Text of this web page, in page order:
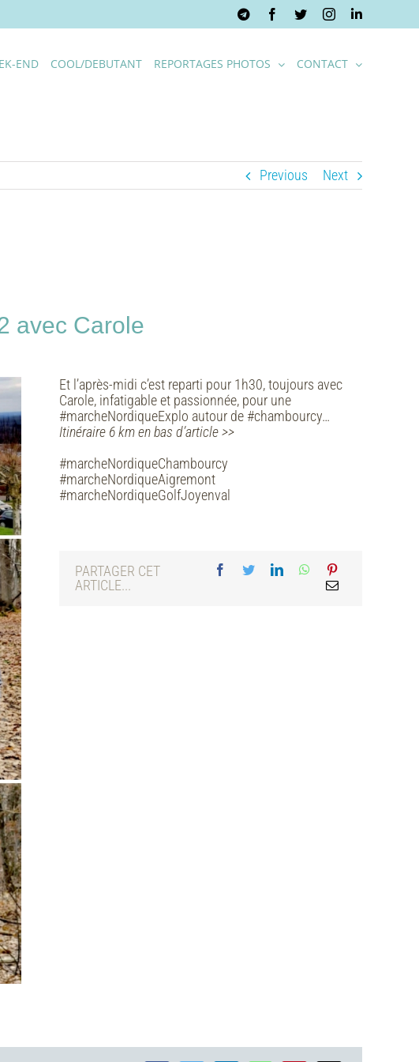
TelegramFacebook
TwitterInstagramLinkedIn
END COOL/DEBUTANT REPORTAGES PHOTOS CONTACT
Previous Next
avec Carole
Et l’après-midi c’est reparti pour 1h30, toujours avec
Carole, infatigable et passionnée, pour une
#marcheNordiqueExplo autour de #chambourcy…
Itinéraire 6 km en bas d’article >>
#marcheNordiqueChambourcy
#marcheNordiqueAigremont
#marcheNordiqueGolfJoyenval
PARTAGER CET
ARTICLE...